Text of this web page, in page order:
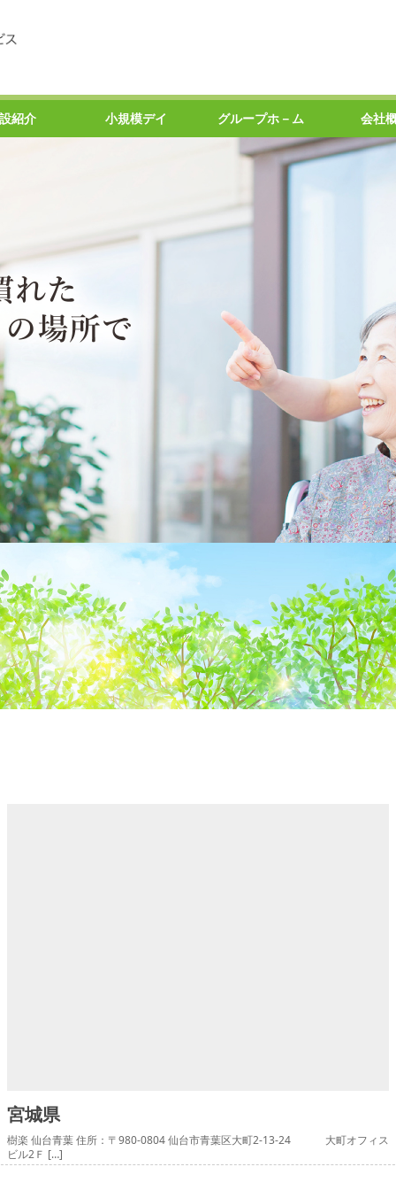
紹介 小規模デイ グループホ－ム 会社
宮城県
樹楽 仙台青葉 住所：〒980-0804 仙台市青葉区大町2-13-24 大町オフィス
ビル2Ｆ […]